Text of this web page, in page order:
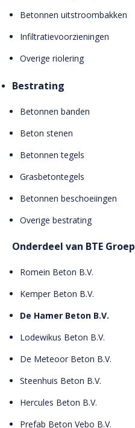
Betonnen uitstroombakken
Infiltratievoorzieningen
Overige riolering
Bestrating
Betonnen banden
Beton stenen
Betonnen tegels
Grasbetontegels
Betonnen beschoeiingen
Overige bestrating
Onderdeel van BTE Groep
Romein Beton B.V.
Kemper Beton B.V.
De Hamer Beton B.V.
Lodewikus Beton B.V.
De Meteoor Beton B.V.
Steenhuis Beton B.V.
Hercules Beton B.V.
Prefab Beton Vebo B.V.